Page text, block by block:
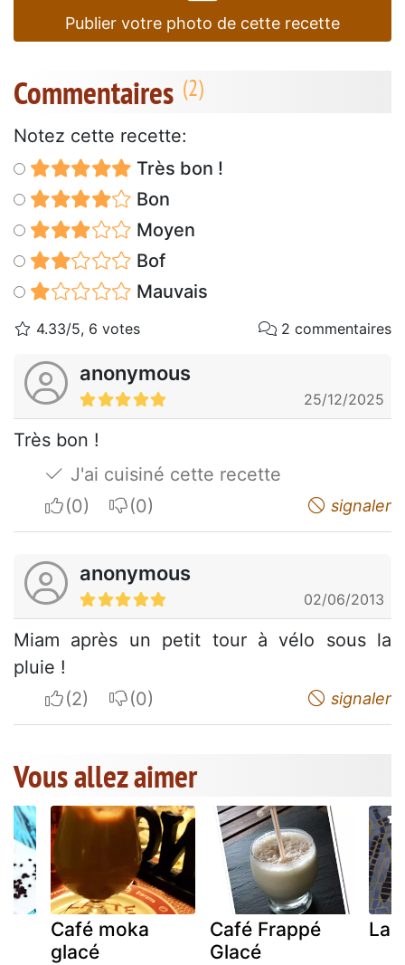
Publier votre photo de cette recette
Commentaires
Notez cette recette:
Très bon !
Bon
Moyen
Bof
Mauvais
4.33/5, 6 votes 2 commentaires
anonymous
25/12/2025
Très bon !
J'ai cuisiné cette recette
I apreciateI do not appreciate signaler
anonymous
02/06/2013
Miam après un petit tour à vélo sous la
pluie !
I apreciateI do not appreciate signaler
Vous allez aimer
Café moka
glacé
Café Frappé
Glacé